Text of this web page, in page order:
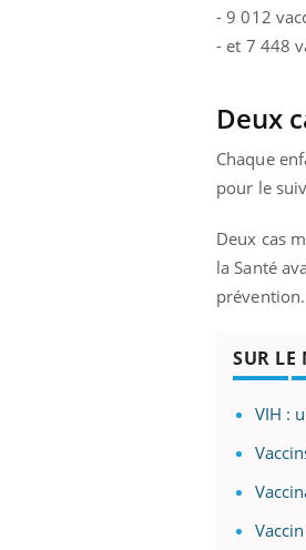
- 9 012
- et 7 448
Deux
Chaque
pour le
Deux cas
la Santé
prévention.
SUR LE
VIH :